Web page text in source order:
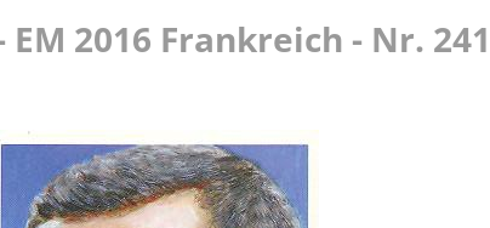
2016 Frankreich - Nr. 241